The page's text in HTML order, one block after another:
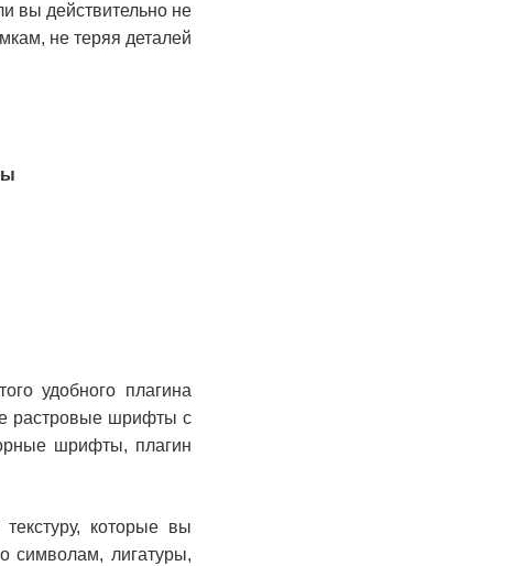
вы действительно не
не теряя деталей
удобного плагина
растровые шрифты с
шрифты, плагин
которые вы
символам, лигатуры,